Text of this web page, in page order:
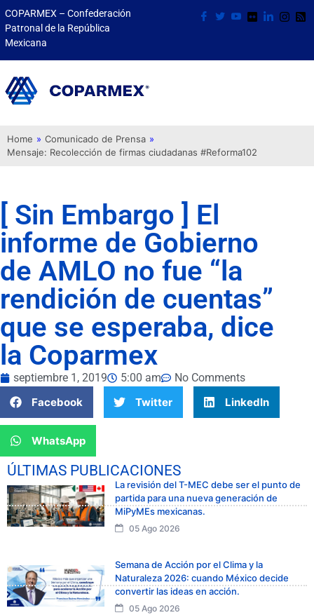
COPARMEX – Confederación
Patronal de la República
Mexicana
Home » Comunicado de Prensa »
Mensaje: Recolección de firmas ciudadanas #Reforma102
[ Sin Embargo ] El
informe de Gobierno
de AMLO no fue “la
rendición de cuentas”
que se esperaba, dice
la Coparmex
septiembre 1, 2019 5:00 am
No Comments
Facebook
Twitter LinkedIn
WhatsApp
ÚLTIMAS PUBLICACIONES
La revisión del T-MEC debe ser el punto de
partida para una nueva generación de
MiPyMEs mexicanas.
05 Ago 2026
Semana de Acción por el Clima y la
Naturaleza 2026: cuando México decide
convertir las ideas en acción.
05 Ago 2026